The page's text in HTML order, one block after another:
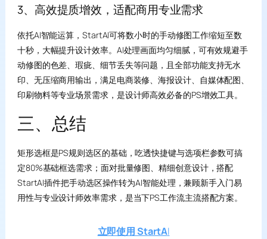
3、高效提质增效，适配商用专业需求
依托AI智能运算，StartAI可将数小时的手动修图工作缩短至数
十秒，大幅提升设计效率。AI处理画面均匀细腻，可有效规避手
动修图的色差、瑕疵、细节丢失等问题，且全部功能支持无水
印、无压缩商用输出，满足电商装修、海报设计、自媒体配图、
印刷物料等专业场景需求，是设计师高效必备的PS增效工具。
三、总结
矩形选框是PS规则选区的基础，吃透快捷键与选项栏参数可搞
定80%基础框选需求；面对批量修图、精细创意设计，搭配
StartAI插件把手动选区操作转为AI智能处理，兼顾新手入门易
用性与专业设计师效率需求，是当下PS工作流主流搭配方案。
立即使用 StartAI